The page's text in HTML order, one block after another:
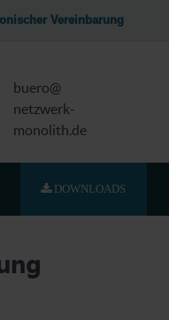
Vereinbarung
buero@
netzwerk-
monolith.de
DOWNLOADS